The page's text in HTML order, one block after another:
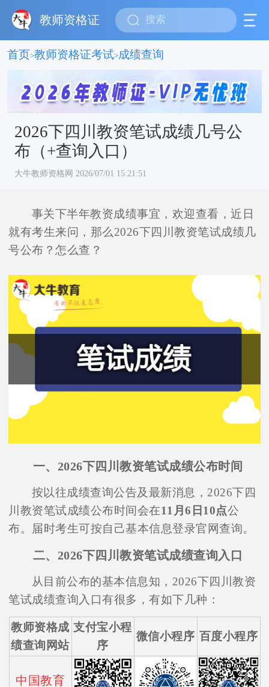
教师资格证
首页>教师资格证考试>成绩查询
2026下四川教资笔试成绩几号公
布（+查询入口）
大牛教师资格网 2026/07/01 15:21:51
事关下半年教资成绩事宜，欢迎查看，近日
就有考生来问，那么2026下四川教资笔试成绩几
号公布？怎么查？
一、2026下四川教资笔试成绩公布时间
按以往成绩查询公告及最新消息，2026下四
川教资笔试成绩公布时间会在11月6日10点公
布。届时考生可按自己基本信息登录官网查询。
二、2026下四川教资笔试成绩查询入口
从目前公布的基本信息知，2026下四川教资
笔试成绩查询入口有很多，有如下几种：
教师资格成
绩查询网站
支付宝小程
序
微信小程序 百度小程序
中国教育